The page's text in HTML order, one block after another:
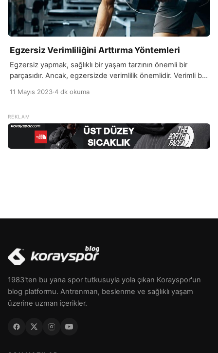
Egzersiz Verimliliğini Arttırma Yöntemleri
Egzersiz yapmak, sağlıklı bir yaşam tarzının önemli bir
parçasıdır. Ancak, egzersizde verimlilik önemlidir. Verimli bir
en iyi şekilde kullanmak için tasarlanmalıdır. Verimli bir
tasarlanmalıdır. Örneğin; yağ yakma, kas kazanma,
dayanıklılık geliştirme gibi hedefler belirleyebilirsiniz.
Hedeflerinize uygun bir egzersiz programı oluşturmak,
hedeflerinize ulaşmanıza […]
11 Mayıs 2023·4 dk okuma
1983'ten bu yana spor tutkusuyla yola çıkan Korayspor'un
blog platformu. Antrenman, beslenme ve sağlıklı yaşam
üzerine uzman içerikler.